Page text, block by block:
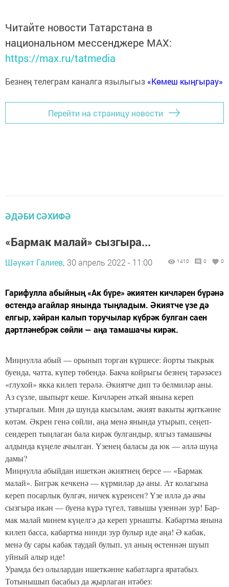
Читайте новости Татарстана в
национальном мессенджере MАХ:
https://max.ru/tatmedia
Безнең телеграм каналга язылыгыз «Көмеш кыңгырау»
Перейти на страницу новости
ӘДӘБИ СӘХИФӘ
«Бармак малай» сызгыра...
Шәүкәт Галиев, 30 апрель 2022 - 11:00 1410 0 0
Гарифулла абыйның «Ак бүре» әкиятен кичләрен бүрәнә
өстендә агайлар янында тыңладым. Әкиятче үзе дә
елгыр, хәйран калып торучылар күбрәк булган саен
дәртләнебрәк сөйли — аңа тамашачы кирәк.
Миңнулла абый — орынып торган күршесе: йорты тык­рык
буенда, чатта, күпер төбендә. Бакча койрыгы безнең тәрәзәсез
«глухой» якка килеп терәлә. Әкиятче дип тә бел­миләр аны.
Аз сүзле, шыпырт кеше. Кичләрен әткәй янына кереп
утыргалыи. Мин дә шунда кысылам, әкият вакыты җиткәнне
көтәм. Әкрен генә сөйли, аңа менә янында уты­рып, сеңеп-
сендереп тыңлаган бала кирәк булгандыр, ялгыз тамашачы
алдында күңеле ачылган. Үзенең баласы да юк — әллә шуңа
дамы?
Миңнулла абыйдан ишеткән әкиятнең берсе — «Бармак
малай». Бигрәк кечкенә — күрмиләр дә аны. Ат колагына
кереп посарлык булгач, ничек күренсен? Үзе иллә дә ачы
сызгыра икән — буена күрә түгел, тавышы үзеннән зур! Бар­
мак малай минем күңелгә дә кереп урнашты. Кабартма янына
килеп басса, кабартма нинди зур булыр иде аңа! Ә кабак,
менә бу сары кабак таудай булып, ул аның өстеннән шуып
уйный алыр иде!
Урамда без олылардан ишеткәнне кабатларга яратабыз.
Тотынышып басабыз да җырлаган итәбез: